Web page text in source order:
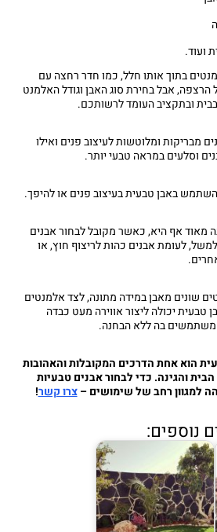
ועוד.
בתוך אותו חלל, כמו חדר רחצה עם
הרצפה, אבל בחירת סוג האבן וגודל האלמנט
בבית ובתקציב העומד לרשותכם.
מבריקות ומלוטשות לעיצוב פנים ואילו
וסלעים במראה טבעי יותר.
באבן טבעית בעיצוב פנים או להיפך.
מאוד אף היא, כאשר מקובל לבחור אבנים
לעומת אבנים כהות לריצוף חוץ, או
שונים מאבן במידה מתונה, לצד אלמנטים
טבעית יכולה ליצור אווירה מעט כבדה
משתמשים בה ללא הבחנה.
הוא אחת הדרכים המקובלות והאהובות
והגינה. כדי לבחור אבנים טבעיות
למגוון רחב של שימושים –צרו קשר!
נוספים: